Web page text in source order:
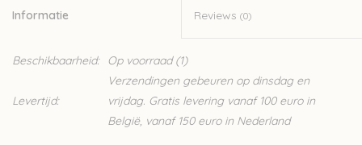
Informatie Reviews (0)
Beschikbaarheid: Op voorraad(1)
Levertijd:
Verzendingen gebeuren op dinsdag en
vrijdag. Gratis levering vanaf 100 euro in
België, vanaf 150 euro in Nederland